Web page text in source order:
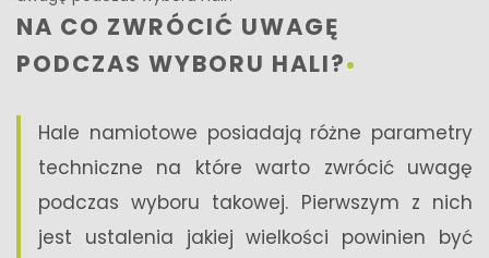
NA CO ZWRÓCIĆ UWAGĘ
PODCZAS WYBORU HALI?
Hale namiotowe posiadają różne parametry
techniczne na które warto zwrócić uwagę
podczas wyboru takowej. Pierwszym z nich
jest ustalenia jakiej wielkości powinien być